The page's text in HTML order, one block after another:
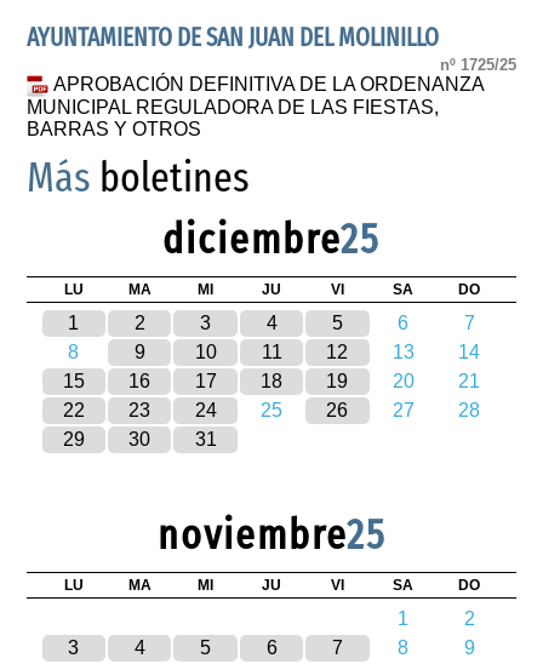
AYUNTAMIENTO DE SAN JUAN DEL MOLINILLO
nº 1725/25
APROBACIÓN DEFINITIVA DE LA ORDENANZA
MUNICIPAL REGULADORA DE LAS FIESTAS,
BARRAS Y OTROS
Más boletines
diciembre25
LU MA MI JU VI SA DO
1 2 3 4 5 6
7
8
9 10 11 12 13
14
15
16 17 18 19 20
21
22
23 24 25 26 27
28
29
30 31
noviembre25
LU MA MI JU VI SA DO
1
2
3
4 5 6 7 8
9